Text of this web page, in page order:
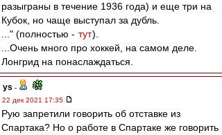
разыграны в течение 1936 года) и еще три на
Кубок, но чаще выступал за дубль.
..." (полностью - тут).
...Очень много про хоккей, на самом деле.
Лонгрид на понаслаждаться.
ys -
22 дек 2021 17:35
Рую запретили говорить об отставке из
Спартака? Но о работе в Спартаке же говорить